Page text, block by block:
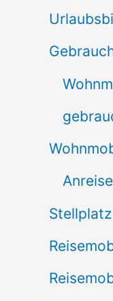
e
n